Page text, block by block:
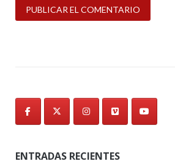
ENTRADAS RECIENTES